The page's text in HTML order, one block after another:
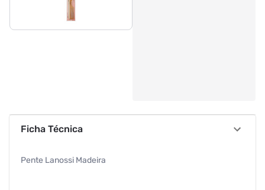
Ficha Técnica
Pente Lanossi Madeira